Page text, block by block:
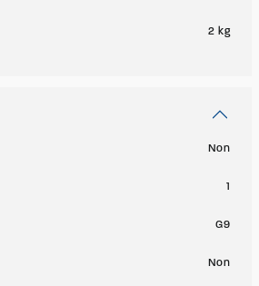
2 kg
Non
1
G9
Non